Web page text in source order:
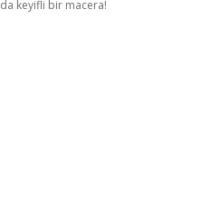
keyifli bir macera!